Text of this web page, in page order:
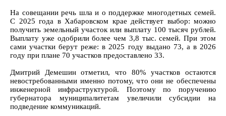
На совещании речь шла и о поддержке многодетных семей.
С 2025 года в Хабаровском крае действует выбор: можно
получить земельный участок или выплату 100 тысяч рублей.
Выплату уже одобрили более чем 3,8 тыс. семей. При этом
сами участки берут реже: в 2025 году выдано 73, а в 2026
году при плане 70 участков предоставлено 33.
Дмитрий Демешин отметил, что 80% участков остаются
невостребованными именно потому, что они не обеспечены
инженерной инфраструктурой. Поэтому по поручению
губернатора муниципалитетам увеличили субсидии на
подведение коммуникаций.